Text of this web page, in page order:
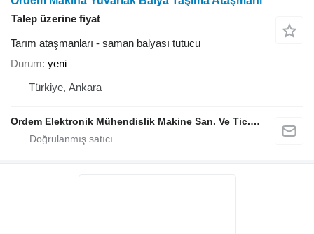
Talep üzerine fiyat
Tarım ataşmanları - saman balyası tutucu
Durum yeni
Türkiye, Ankara
Ordem Elektronik Mühendislik Makine San. Ve Tic. Ltd. Şti.